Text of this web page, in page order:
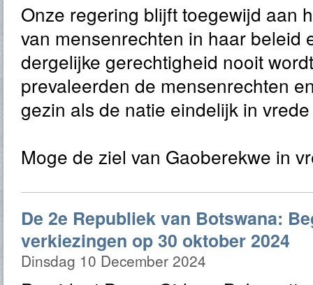
Onze regering blijft toegewijd aan
van mensenrechten in haar beleid
dergelijke gerechtigheid nooit
prevaleerden de mensenrechten
gezin als de natie eindelijk in
Moge de ziel van Gaoberekwe in
De 2e Republiek van Botswana:
verkiezingen op 30 oktober 2024
Dinsdag 10 December 2024